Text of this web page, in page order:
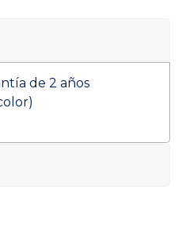
de 2 años